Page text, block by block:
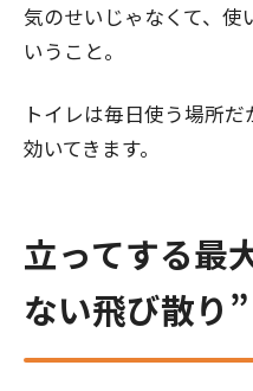
気のせいじゃなくて、使
いうこと。
トイレは毎日使う場所
効いてきます。
立ってする最
ない飛び散り”